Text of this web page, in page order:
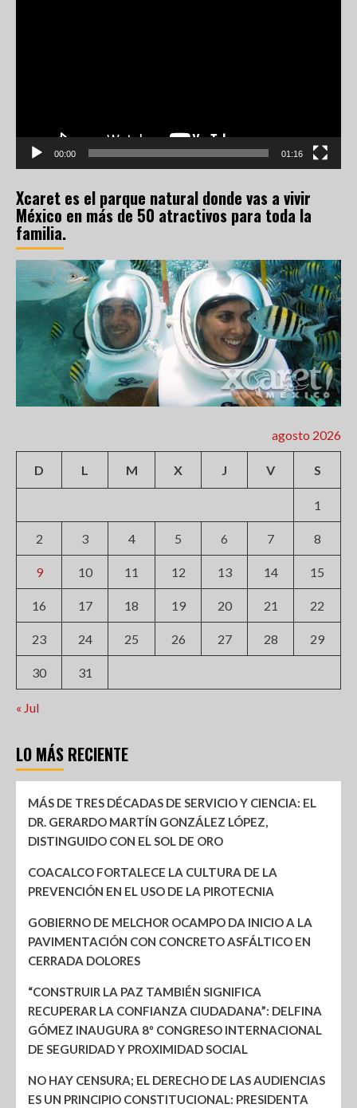
00:00 01:16
Xcaret es el parque natural donde vas a vivir
México en más de 50 atractivos para toda la
familia.
agosto 2026
D L M X J V S
1
2 3 4 5 6 7 8
9 10 11 12 13 14 15
16 17 18 19 20 21 22
23 24 25 26 27 28 29
30 31
« Jul
LO MÁS RECIENTE
MÁS DE TRES DÉCADAS DE SERVICIO Y CIENCIA: EL
DR. GERARDO MARTÍN GONZÁLEZ LÓPEZ,
DISTINGUIDO CON EL SOL DE ORO
COACALCO FORTALECE LA CULTURA DE LA
PREVENCIÓN EN EL USO DE LA PIROTECNIA
GOBIERNO DE MELCHOR OCAMPO DA INICIO A LA
PAVIMENTACIÓN CON CONCRETO ASFÁLTICO EN
CERRADA DOLORES
“CONSTRUIR LA PAZ TAMBIÉN SIGNIFICA
RECUPERAR LA CONFIANZA CIUDADANA”: DELFINA
GÓMEZ INAUGURA 8º CONGRESO INTERNACIONAL
DE SEGURIDAD Y PROXIMIDAD SOCIAL
NO HAY CENSURA; EL DERECHO DE LAS AUDIENCIAS
ES UN PRINCIPIO CONSTITUCIONAL: PRESIDENTA